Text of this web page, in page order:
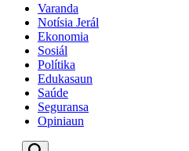
Varanda
Notísia Jerál
Ekonomia
Sosiál
Polítika
Edukasaun
Saúde
Seguransa
Opiniaun